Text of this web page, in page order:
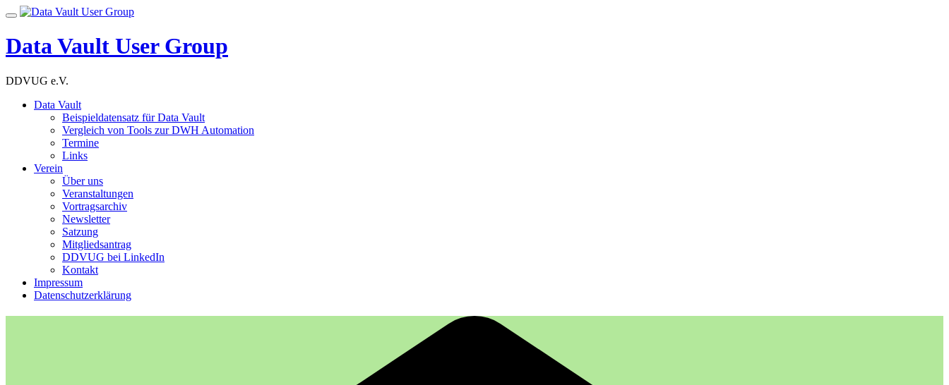
Skip
content
Toggle
Data Vault User Group
DDVUG e.V.
Data Vault
Beispieldatensatz für Data Vault
Vergleich von Tools zur DWH Automation
Termine
Links
Verein
Über uns
Veranstaltungen
Vortragsarchiv
Newsletter
Satzung
Mitgliedsantrag
DDVUG bei LinkedIn
Kontakt
Impressum
Datenschutzerklärung